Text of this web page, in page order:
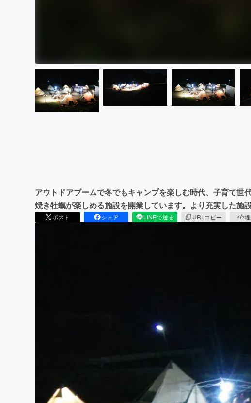
アウトドアブームで冬でもキャンプを楽しむ時代、子育て世
焼き牡蠣が楽しめる施設を開業しています。より充実した施
ポスト シェア LINEで送る URLコピー